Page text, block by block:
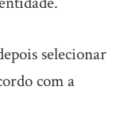
selecionar
com a